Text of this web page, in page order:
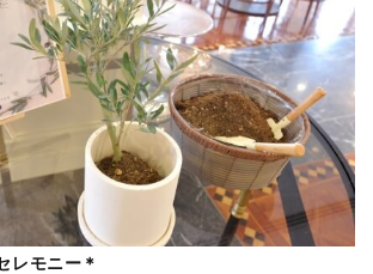
レモニー＊